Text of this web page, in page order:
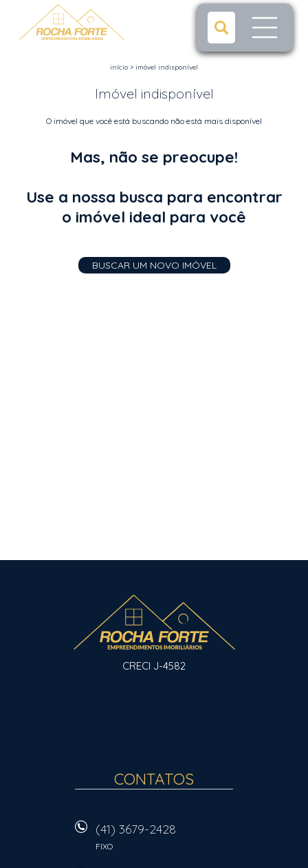
início > imóvel indisponível
Imóvel indisponível
O imóvel que você está buscando não está mais disponível
Mas, não se preocupe!
Use a nossa busca para encontrar
o imóvel ideal para você
BUSCAR UM NOVO IMÓVEL
CRECI J-4582
CONTATOS
(41) 3679-2428
FIXO